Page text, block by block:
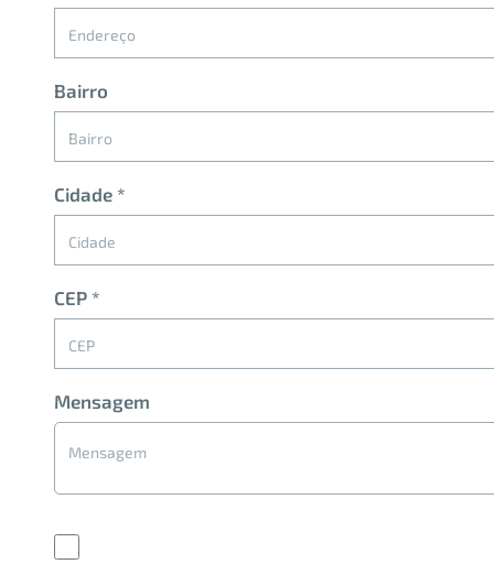
Bairro
Cidade *
CEP *
Mensagem